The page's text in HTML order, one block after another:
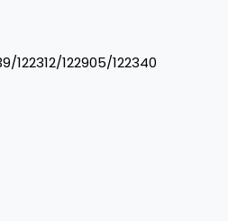
122905/122340